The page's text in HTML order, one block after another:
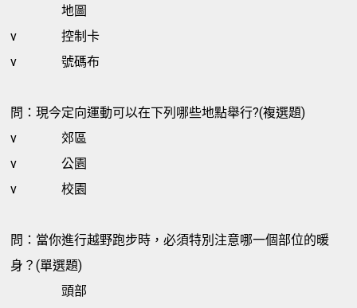
地圖
v
控制卡
v
號碼布
問：現今定向運動可以在下列哪些地點舉行?(複選題)
v
郊區
v
公園
v
校園
問：當你進行越野跑步時，必須特別注意哪一個部位的暖
身？(單選題)
頭部